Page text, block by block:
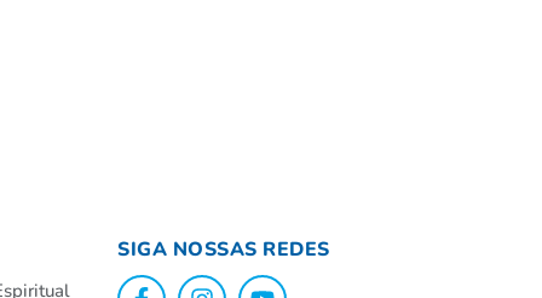
SIGA NOSSAS REDES